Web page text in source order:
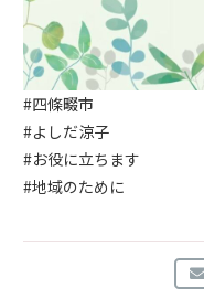
#四條畷市
#よしだ涼子
#お役に立ちます
#地域のために